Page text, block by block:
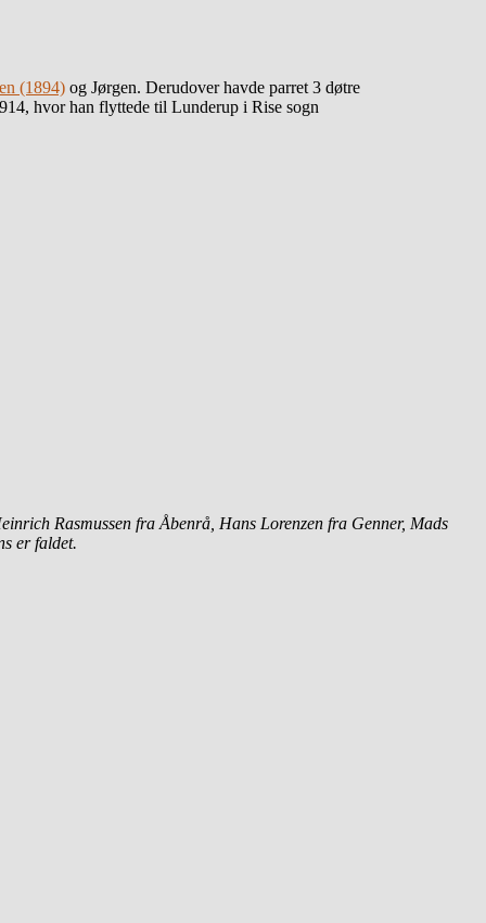
(1894) og Jørgen. Derudover havde parret 3 døtre
hvor han flyttede til Lunderup i Rise sogn
Rasmussen fra Åbenrå, Hans Lorenzen fra Genner, Mads
er faldet.